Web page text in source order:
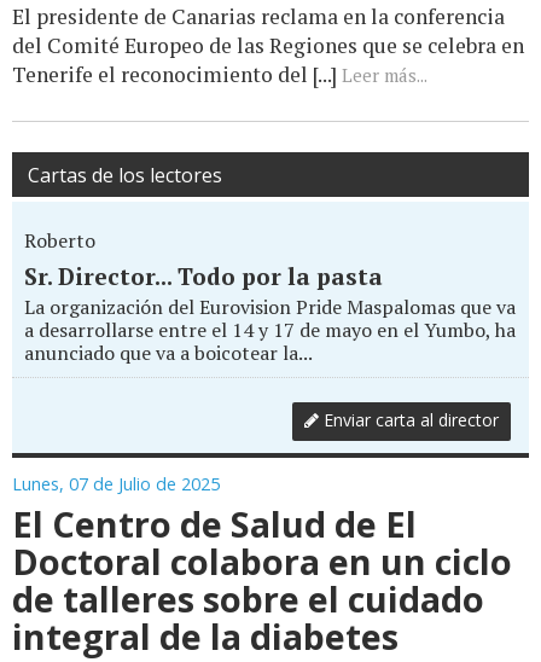
El presidente de Canarias reclama en la conferencia
del Comité Europeo de las Regiones que se celebra en
Tenerife el reconocimiento del [...] Leer más...
Cartas de los lectores
Roberto
Sr. Director... Todo por la pasta
La organización del Eurovision Pride Maspalomas que va
a desarrollarse entre el 14 y 17 de mayo en el Yumbo, ha
anunciado que va a boicotear la...
Enviar carta al director
Lunes, 07 de Julio de 2025
El Centro de Salud de El
Doctoral colabora en un ciclo
de talleres sobre el cuidado
integral de la diabetes